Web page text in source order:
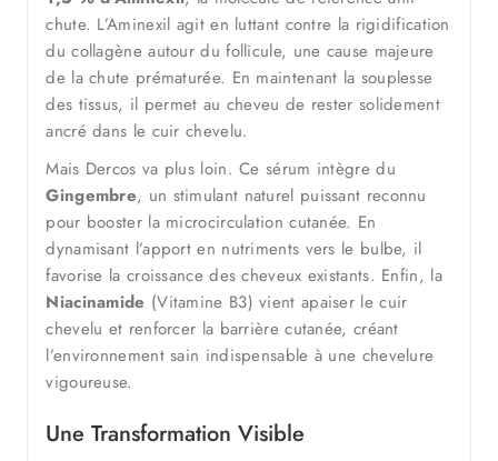
chute. L’Aminexil agit en luttant contre la rigidification
du collagène autour du follicule, une cause majeure
de la chute prématurée. En maintenant la souplesse
des tissus, il permet au cheveu de rester solidement
ancré dans le cuir chevelu.
Mais Dercos va plus loin. Ce sérum intègre du
Gingembre, un stimulant naturel puissant reconnu
pour booster la microcirculation cutanée. En
dynamisant l’apport en nutriments vers le bulbe, il
favorise la croissance des cheveux existants. Enfin, la
Niacinamide (Vitamine B3) vient apaiser le cuir
chevelu et renforcer la barrière cutanée, créant
l’environnement sain indispensable à une chevelure
vigoureuse.
Une Transformation Visible